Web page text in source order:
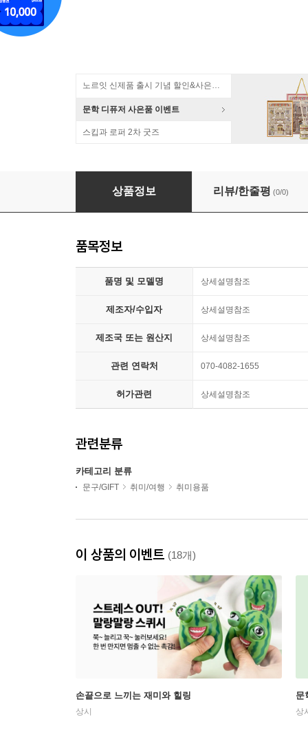
노르잇 신제품 출시 기념 할인&사은품 증정!
문학 디퓨저 사은품 이벤트
스킵과 로퍼 2차 굿즈
두쫀쿠 말랑이/두바이 쫀득 쿠키 스퀴시 쫀득쫀
상품정보 리뷰/한줄평 (0/0)
품목정보
품명 및 모델명 상세설명참조
제조자/수입자 상세설명참조
제조국 또는 원산지 상세설명참조
관련 연락처 070-4082-1655
허가관련 상세설명참조
관련분류
카테고리 분류
문구/GIFT 취미/여행 취미용품
이 상품의 이벤트 (18개)
손끝으로 느끼는 재미와 힐링
상시
문
상